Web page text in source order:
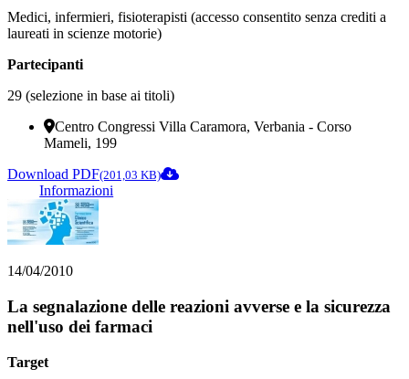
Medici, infermieri, fisioterapisti (accesso consentito senza crediti a
laureati in scienze motorie)
Partecipanti
29 (selezione in base ai titoli)
Centro Congressi Villa Caramora, Verbania - Corso
Mameli, 199
Download PDF(201,03 KB)
Informazioni
14/04/2010
La segnalazione delle reazioni avverse e la sicurezza
nell'uso dei farmaci
Target